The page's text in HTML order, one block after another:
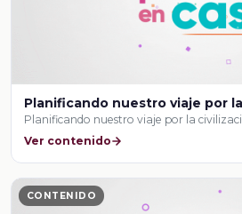
Planificando nuestro viaje por
Planificando nuestro viaje por la
Ver contenido
CONTENIDO